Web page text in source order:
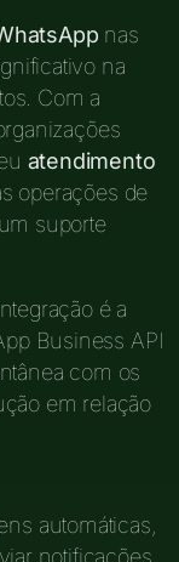
nas
na
Com a
atendimento
operações de
suporte
é a
Business API
com os
em relação
automáticas,
notificações